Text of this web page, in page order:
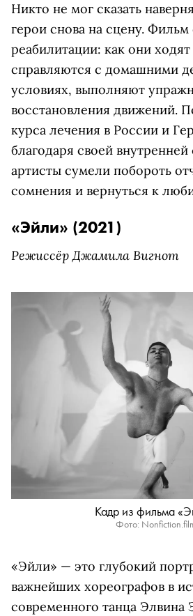
Никто не мог сказать
герои снова на сцену.
реабилитации: как они
справляются с домашними
условиях, выполняют
восстановления движений.
курса лечения в России и
благодаря своей внутренней
артисты сумели побороть
сомнения и вернуться к
«Эйли» (2021)
Режиссёр Джамила Вигнот
Кадр из фильма
Фото:
«Эйли» — это глубокий
важнейших хореографов в
современного танца Элвина